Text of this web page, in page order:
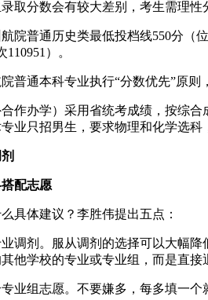
取分数会有较大差别，考生需理性
院普通历史类最低投档线550分（
）。
普通本科专业执行“分数优先”原
作办学）采用省统考成绩，按综
业只招男生，要求物理和化学选
配志愿
具体建议？李胜伟提出五点：
调剂。服从调剂的选择可以大幅
他学校的专业或专业组，而是直接
业组志愿。不要嫌多，每多填一个